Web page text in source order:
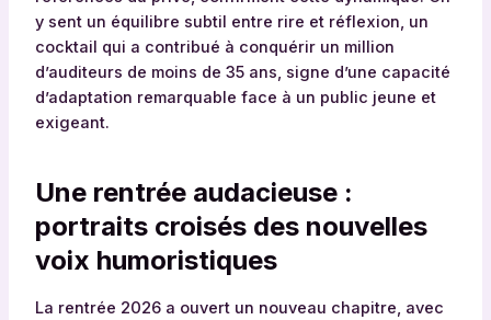
y sent un équilibre subtil entre rire et réflexion, un
cocktail qui a contribué à conquérir un million
d’auditeurs de moins de 35 ans, signe d’une capacité
d’adaptation remarquable face à un public jeune et
exigeant.
Une rentrée audacieuse :
portraits croisés des nouvelles
voix humoristiques
La rentrée 2026 a ouvert un nouveau chapitre, avec